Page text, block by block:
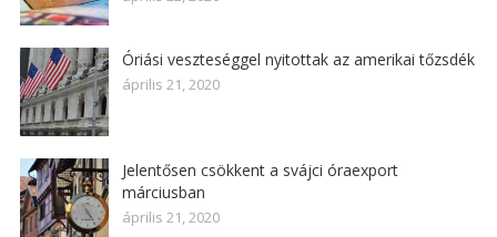
Óriási veszteséggel nyitottak az amerikai tőzsdék
április 21, 2020
Jelentősen csökkent a svájci óraexport
márciusban
április 21, 2020